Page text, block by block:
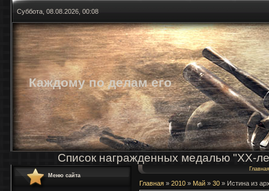
Суббота, 08.08.2026, 00:08
Каждому по делам его
Список награжденных медалью "ХХ-
Меню сайта
Главная
Главная » 2010 » Май » 30 » Истина из